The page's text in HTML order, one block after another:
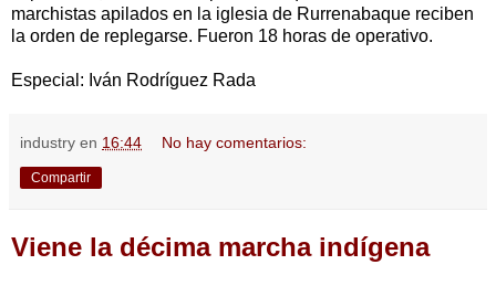
marchistas apilados en la iglesia de Rurrenabaque reciben
la orden de replegarse. Fueron 18 horas de operativo.
Especial: Iván Rodríguez Rada
industry en 16:44 No hay comentarios:
Compartir
Viene la décima marcha indígena